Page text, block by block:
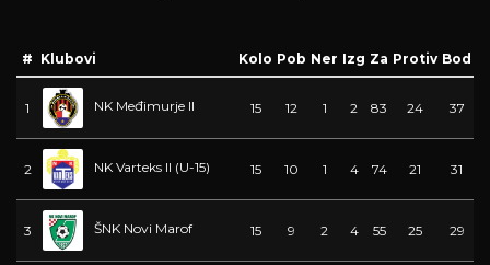
# Klubovi Kolo Pob Ner Izg Za Protiv Bod
1 NK Međimurje II 15 12 1 2 83 24 37
2 NK Varteks II (U-15) 15 10 1 4 74 21 31
3 ŠNK Novi Marof 15 9 2 4 55 25 29